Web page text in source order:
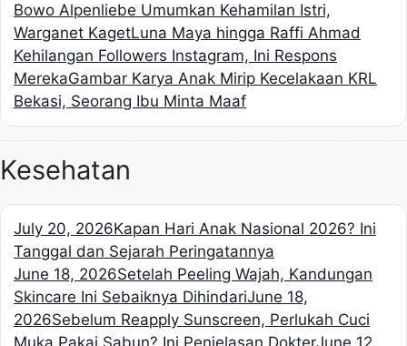
Bowo Alpenliebe Umumkan Kehamilan Istri,
Warganet KagetLuna Maya hingga Raffi Ahmad
Kehilangan Followers Instagram, Ini Respons
MerekaGambar Karya Anak Mirip Kecelakaan KRL
Bekasi, Seorang Ibu Minta Maaf
Kesehatan
July 20, 2026Kapan Hari Anak Nasional 2026? Ini
Tanggal dan Sejarah Peringatannya
June 18, 2026Setelah Peeling Wajah, Kandungan
Skincare Ini Sebaiknya DihindariJune 18,
2026Sebelum Reapply Sunscreen, Perlukah Cuci
Muka Pakai Sabun? Ini Penjelasan DokterJune 12,